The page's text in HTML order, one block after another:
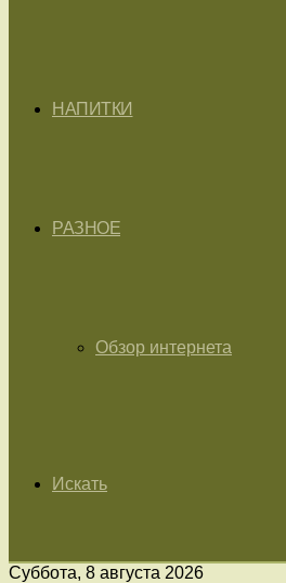
НАПИТКИ
РАЗНОЕ
Обзор интернета
Искать
Суббота, 8 августа 2026